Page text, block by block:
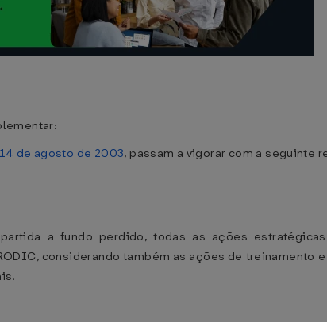
de agosto de 2003, passam a vigorar com a seguinte
a fundo perdido, todas as ações
considerando também as ações de treinamento